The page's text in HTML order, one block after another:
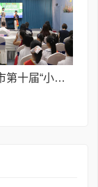
2025昆山市第十届“小小讲解员”社会实践活动圆满结业!